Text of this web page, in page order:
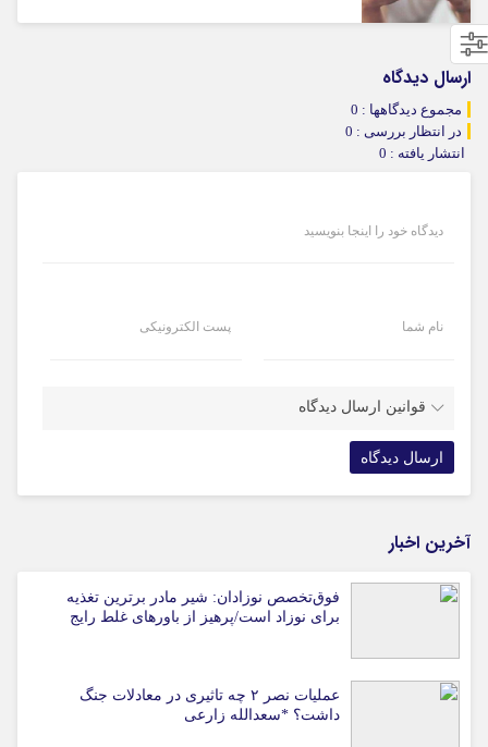
ارسال دیدگاه
مجموع دیدگاهها : 0
در انتظار بررسی : 0
انتشار یافته : 0
دیدگاه خود را اینجا بنویسید
نام شما پست الکترونیکی
قوانین ارسال دیدگاه
آخرین اخبار
فوق‌تخصص نوزادان: شیر مادر برترین تغذیه
برای نوزاد است/پرهیز از باورهای غلط رایج
عملیات نصر ۲ چه تاثیری در معادلات جنگ
داشت؟ *سعدالله زارعی